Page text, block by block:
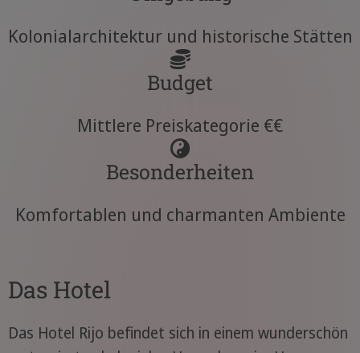
Kolonialarchitektur und historische Stätten
Budget
Mittlere Preiskategorie €€
Besonderheiten
Komfortablen und charmanten Ambiente
Das Hotel
Das Hotel Rijo befindet sich in einem wunderschön